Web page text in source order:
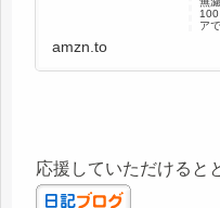
ア
amzn.to
応援していただけると